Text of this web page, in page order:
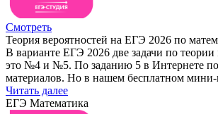
Смотреть
Теория вероятностей на ЕГЭ 2026 по
В варианте ЕГЭ 2026 две задачи по
это №4 и №5. По заданию 5 в Интернете
материалов. Но в нашем бесплатном мини-
Читать далее
ЕГЭ Математика